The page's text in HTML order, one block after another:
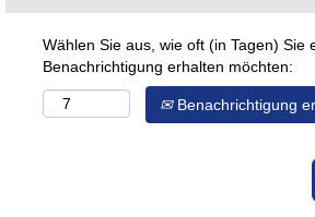
Wählen Sie aus, wie oft (in Tagen) Sie
Benachrichtigung erhalten möchten:
Benachrichtigung